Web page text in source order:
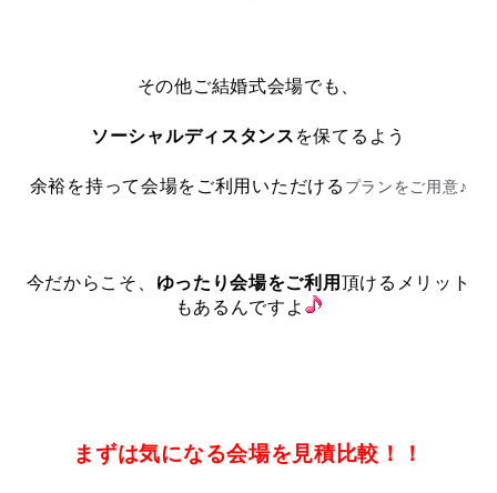
その他ご結婚式会場でも、
ソーシャルディスタンス を保てるよう
余裕を持って会場をご利用いただける プランをご用意♪
今だからこそ、 ゆったり会場をご利用 頂けるメリット
もあるんですよ
まずは気になる会場を見積比較！！